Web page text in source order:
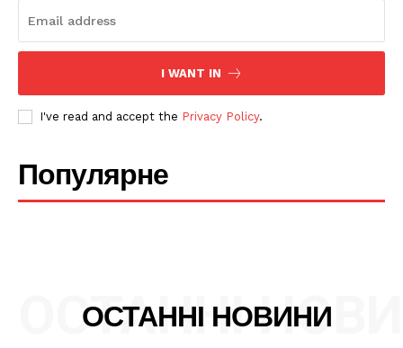
Мапа сайту
I WANT IN
I've read and accept the Privacy Policy.
Популярне
ОСТАННІ НОВИНИ
ОСТАННІ